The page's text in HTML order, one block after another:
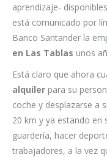
aprendizaje-
está comunicado por
Banco Santander la
en Las Tablas unos
Está claro que ahora
alquiler para su
coche y desplazarse a
20 km y ya estando en
guardería, hacer
trabajadores, a la vez